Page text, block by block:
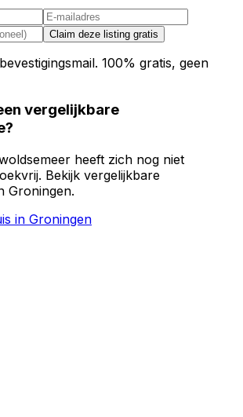
Claim deze listing gratis
100% gratis, geen
vergelijkbare
heeft zich nog niet
Bekijk vergelijkbare
Groningen.
in Groningen